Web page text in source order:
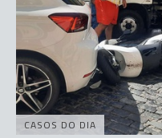
CASOS DO DIA